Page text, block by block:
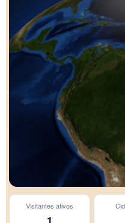
Visitantes ativos
1